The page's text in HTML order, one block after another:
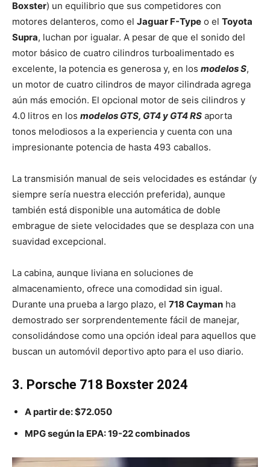
Boxster) un equilibrio que sus competidores con
motores delanteros, como el Jaguar F-Type o el Toyota
Supra, luchan por igualar. A pesar de que el sonido del
motor básico de cuatro cilindros turboalimentado es
excelente, la potencia es generosa y, en los modelos S,
un motor de cuatro cilindros de mayor cilindrada agrega
aún más emoción. El opcional motor de seis cilindros y
4.0 litros en los modelos GTS, GT4 y GT4 RS aporta
tonos melodiosos a la experiencia y cuenta con una
impresionante potencia de hasta 493 caballos.
La transmisión manual de seis velocidades es estándar (y
siempre sería nuestra elección preferida), aunque
también está disponible una automática de doble
embrague de siete velocidades que se desplaza con una
suavidad excepcional.
La cabina, aunque liviana en soluciones de
almacenamiento, ofrece una comodidad sin igual.
Durante una prueba a largo plazo, el 718 Cayman ha
demostrado ser sorprendentemente fácil de manejar,
consolidándose como una opción ideal para aquellos que
buscan un automóvil deportivo apto para el uso diario.
3. Porsche 718 Boxster 2024
A partir de:$72.050
MPG según la EPA:19-22combinados